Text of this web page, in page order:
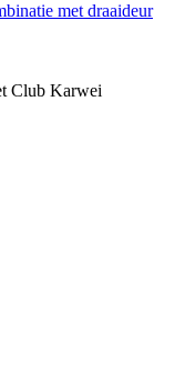
met draaideur
Club Karwei